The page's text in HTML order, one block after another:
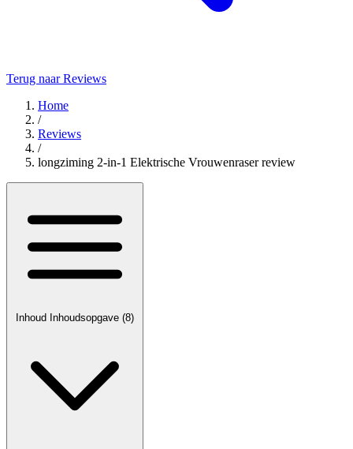
Terug naar Reviews
Home
/
Reviews
/
longziming 2-in-1 Elektrische Vrouwenraser review
Inhoud Inhoudsopgave (8)